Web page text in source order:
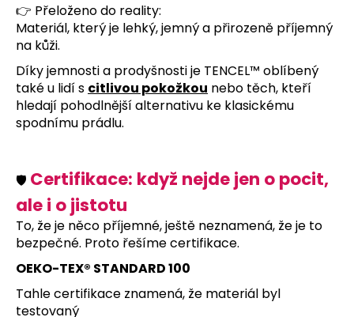
👉 Přeloženo do reality:
Materiál, který je lehký, jemný a přirozeně příjemný
na kůži.
Díky jemnosti a prodyšnosti je TENCEL™ oblíbený
také u lidí s citlivou pokožkou nebo těch, kteří
hledají pohodlnější alternativu ke klasickému
spodnímu prádlu.
🛡️ Certifikace: když nejde jen o pocit,
ale i o jistotu
To, že je něco příjemné, ještě neznamená, že je to
bezpečné. Proto řešíme certifikace.
OEKO-TEX® STANDARD 100
Tahle certifikace znamená, že materiál byl
testovaný